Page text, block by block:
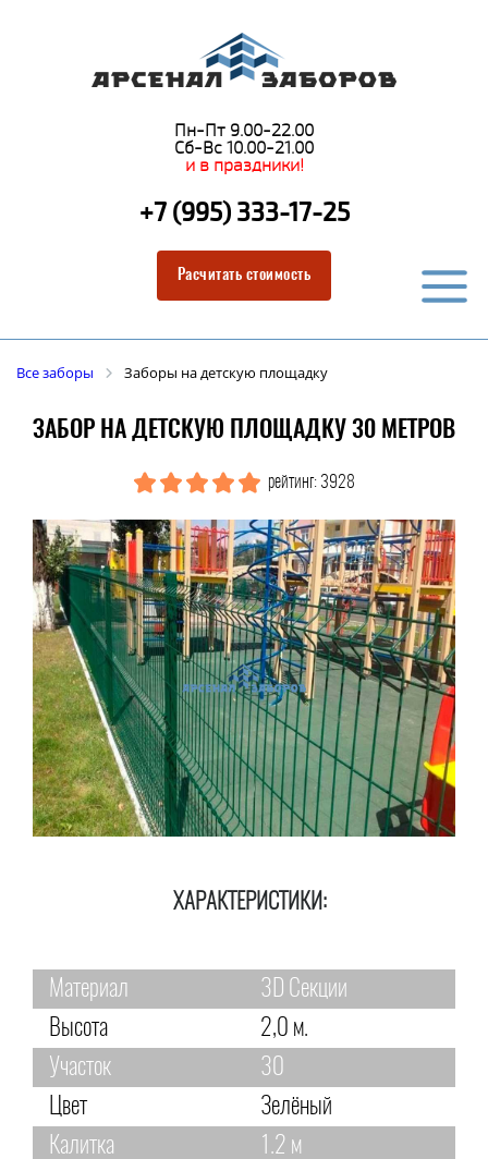
Пн-Пт 9.00-22.00
Сб-Вс 10.00-21.00
и в праздники!
+7 (995) 333-17-25
Расчитать стоимость
Все заборы Заборы на детскую площадку
ЗАБОР НА ДЕТСКУЮ ПЛОЩАДКУ 30 МЕТРОВ
рейтинг: 3928
ХАРАКТЕРИСТИКИ:
Материал
3D Секции
Высота
2,0 м.
Участок
30
Цвет
Зелёный
Калитка
1.2 м